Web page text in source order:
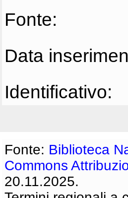
Fonte:
Data
Identificativo:
Fonte: Biblioteca
Commons
20.11.2025.